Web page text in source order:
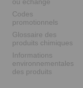
ou échange
Codes
promotionnels
Glossaire des
produits chimiques
Informations
environnementales
des produits